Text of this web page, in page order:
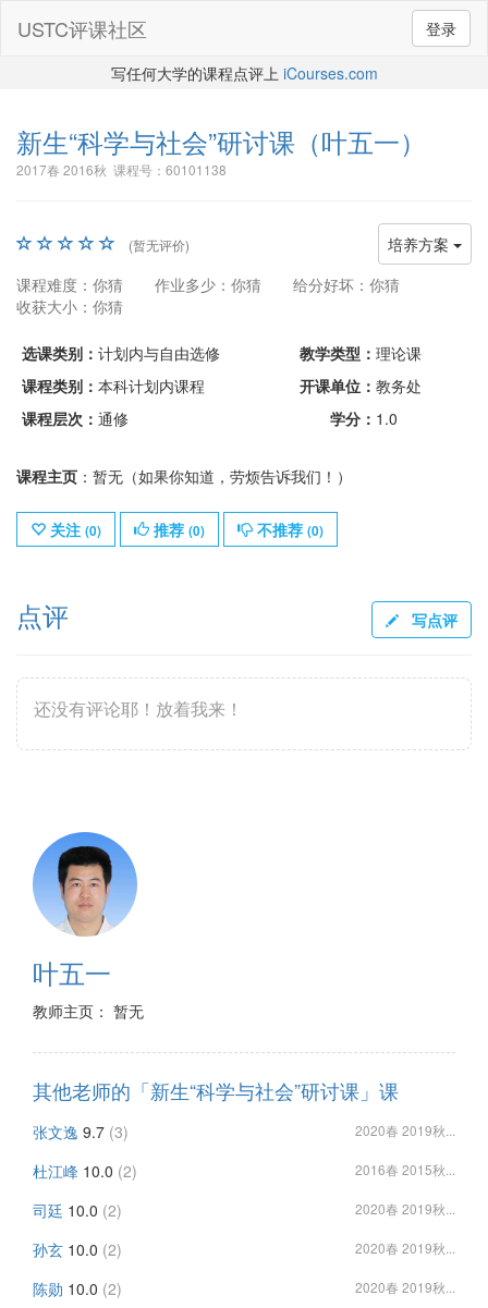
登录
USTC评课社区
写任何大学的课程点评上 iCourses.com
新生“科学与社会”研讨课 （叶五一）
2017春 2016秋 课程号：60101138
培养方案
(暂无评价)
课程难度：你猜 作业多少：你猜
给分好坏：你猜
收获大小：你猜
选课类别： 计划内与自由选修 教学类型： 理论课
课程类别： 本科计划内课程 开课单位： 教务处
课程层次： 通修 学分： 1.0
课程主页 ：暂无（如果你知道，劳烦告诉我们！）
关注 (0) 推荐 (0) 不推荐 (0)
点评 写点评
还没有评论耶！放着我来！
叶五一
教师主页： 暂无
其他老师的「新生“科学与社会”研讨课」课
张文逸 9.7 (3) 2020春 2019秋...
杜江峰 10.0 (2) 2016春 2015秋...
司廷 10.0 (2) 2020春 2019秋...
孙玄 10.0 (2) 2020春 2019秋...
陈勋 10.0 (2) 2020春 2019秋...